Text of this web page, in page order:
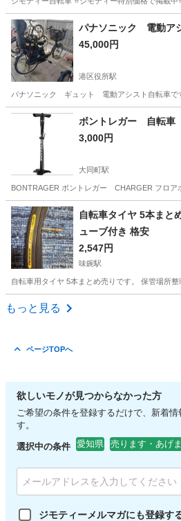
愛知 春日井市 クロスバイク
パナソニック 電動ア
45,000円
港区役所駅
パナソニック ギュット 電動アシスト自転車で
愛知 名古屋市 港区役所駅 電動ア
ボントレガー 自転
3,000円
大同町駅
BONTRAGER ボントレガー CHARGER フロア
愛知 名古屋市 大同町駅 その他
自転車タイヤ 5本まと
ューブ付き 格安
2,547円
味鋺駅
自転車用タイヤ 5本まとめ売りです。 保管場所
愛知 名古屋市
もっと見る
ページTOPへ
欲しいモノが見つからなかった方
ご希望の条件を登録するだけで、新着
す。
選択中の条件 愛知県 売ります・あげ
ジモティーメルマガにも登録す